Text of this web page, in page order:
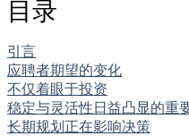
目录
引言
应聘者期望的变化
不仅着眼于投资
稳定与灵活性日益凸显的重
长期规划正在影响决策